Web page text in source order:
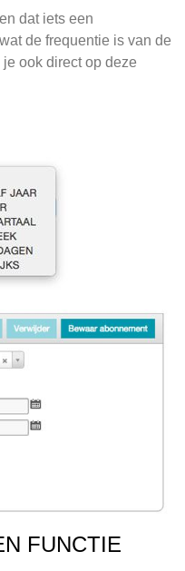
dat iets een
de frequentie is van de
ook direct op deze
FUNCTIE